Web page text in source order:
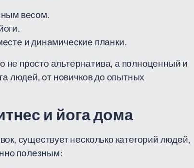
весом.
и динамические планки.
не просто альтернатива, а полноценный и
людей, от новичков до опытных
и йога дома
существует несколько категорий людей,
полезным: